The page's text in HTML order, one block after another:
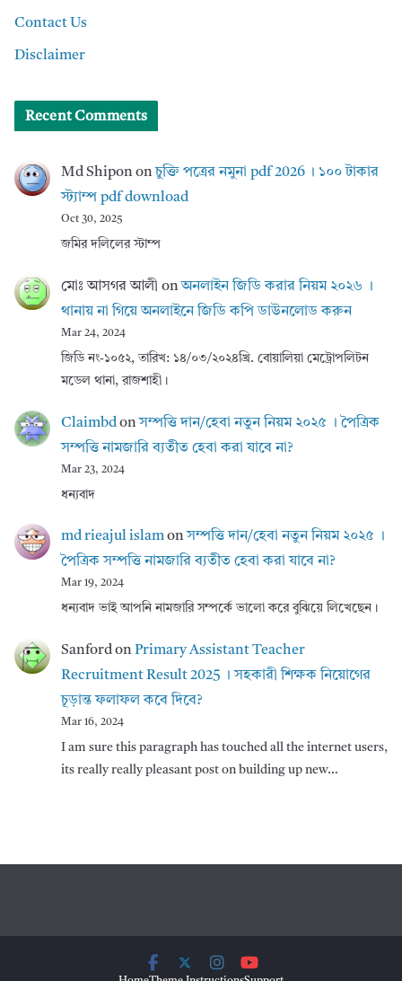
Contact Us
Disclaimer
Recent Comments
Md Shipononচুক্তি পত্রের নমুনা pdf 2026 । ১০০ টাকার
স্ট্যাম্প pdf download
Oct 30, 2025
জমির দলিলের স্টাম্প
মোঃ আসগর আলী onঅনলাইন জিডি করার নিয়ম ২০২৬ ।
থানায় না গিয়ে অনলাইনে জিডি কপি ডাউনলোড করুন
Mar 24, 2024
জিডি নং-১০৫২, তারিখ: ১৪/০৩/২০২৪খ্রি. বোয়ালিয়া মেট্রোপলিটন
মডেল থানা, রাজশাহী।
Claimbdonসম্পত্তি দান/হেবা নতুন নিয়ম ২০২৫ । পৈত্রিক
সম্পত্তি নামজারি ব্যতীত হেবা করা যাবে না?
Mar 23, 2024
ধন্যবাদ
md rieajul islamonসম্পত্তি দান/হেবা নতুন নিয়ম ২০২৫ ।
পৈত্রিক সম্পত্তি নামজারি ব্যতীত হেবা করা যাবে না?
Mar 19, 2024
ধন্যবাদ ভাই আপনি নামজারি সম্পর্কে ভালো করে বুঝিয়ে লিখেছেন।
SanfordonPrimary Assistant Teacher
Recruitment Result 2025 । সহকারী শিক্ষক নিয়োগের
চূড়ান্ত ফলাফল কবে দিবে?
Mar 16, 2024
I am sure this paragraph has touched all the internet users,
its really really pleasant post on building up new…